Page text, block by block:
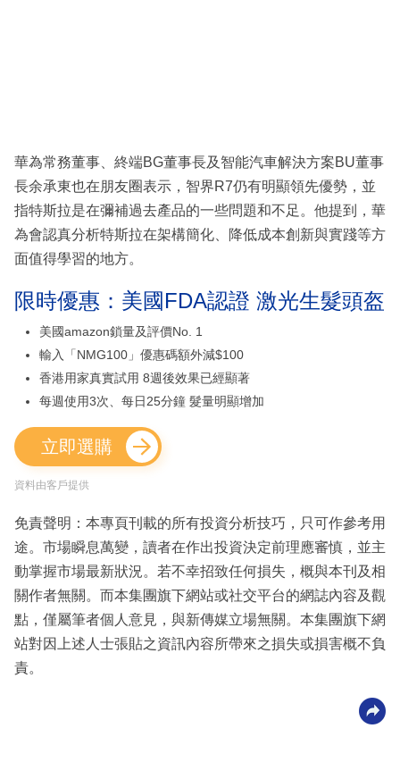
華為常務董事、終端BG董事長及智能汽車解決方案BU董事
長余承東也在朋友圈表示，智界R7仍有明顯領先優勢，並
指特斯拉是在彌補過去產品的一些問題和不足。他提到，華
為會認真分析特斯拉在架構簡化、降低成本創新與實踐等方
面值得學習的地方。
限時優惠：美國FDA認證 激光生髮頭盔
美國amazon鎖量及評價No. 1
輸入「NMG100」優惠碼額外減$100
香港用家真實試用 8週後效果已經顯著
每週使用3次、每日25分鐘 髮量明顯增加
立即選購
資料由客戶提供
免責聲明：本專頁刊載的所有投資分析技巧，只可作參考用
途。市場瞬息萬變，讀者在作出投資決定前理應審慎，並主
動掌握市場最新狀況。若不幸招致任何損失，概與本刊及相
關作者無關。而本集團旗下網站或社交平台的網誌內容及觀
點，僅屬筆者個人意見，與新傳媒立場無關。本集團旗下網
站對因上述人士張貼之資訊內容所帶來之損失或損害概不負
責。